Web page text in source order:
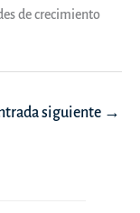
de crecimiento
siguiente →